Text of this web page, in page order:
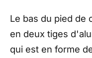
Le bas du pied de
en deux tiges
qui est en forme